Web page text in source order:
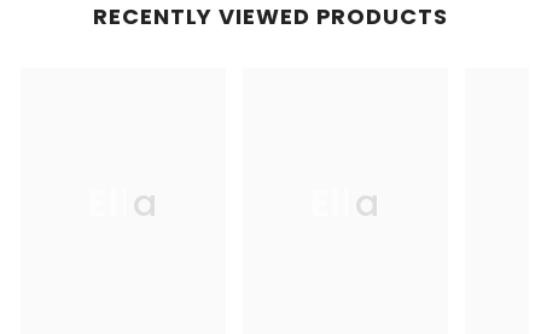
RECENTLY VIEWED PRODUCTS
Ella Ella